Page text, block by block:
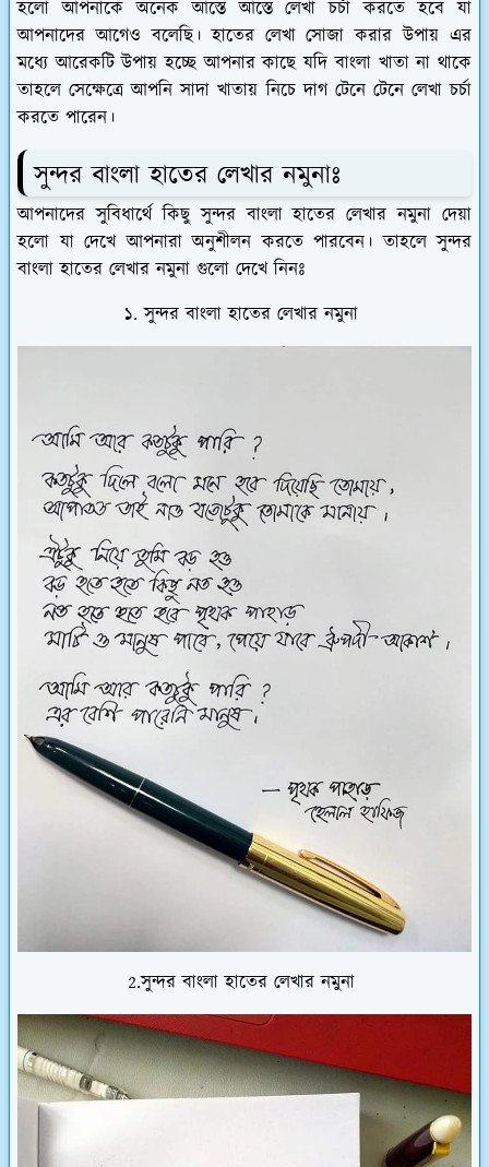
হলো আপনাকে অনেক আস্তে আস্তে লেখা চর্চা করতে হবে যা
আপনাদের আগেও বলেছি। হাতের লেখা সোজা করার উপায় এর
মধ্যে আরেকটি উপায় হচ্ছে আপনার কাছে যদি বাংলা খাতা না থাকে
তাহলে সেক্ষেত্রে আপনি সাদা খাতায় নিচে দাগ টেনে টেনে লেখা চর্চা
করতে পারেন।
সুন্দর বাংলা হাতের লেখার নমুনাঃ
আপনাদের সুবিধার্থে কিছু সুন্দর বাংলা হাতের লেখার নমুনা দেয়া
হলো যা দেখে আপনারা অনুশীলন করতে পারবেন। তাহলে সুন্দর
বাংলা হাতের লেখার নমুনা গুলো দেখে নিনঃ
১. সুন্দর বাংলা হাতের লেখার নমুনা
2.সুন্দর বাংলা হাতের লেখার নমুনা